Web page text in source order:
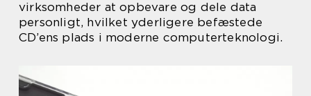
virksomheder at opbevare og dele data
personligt, hvilket yderligere befæstede
CD’ens plads i moderne computerteknologi.